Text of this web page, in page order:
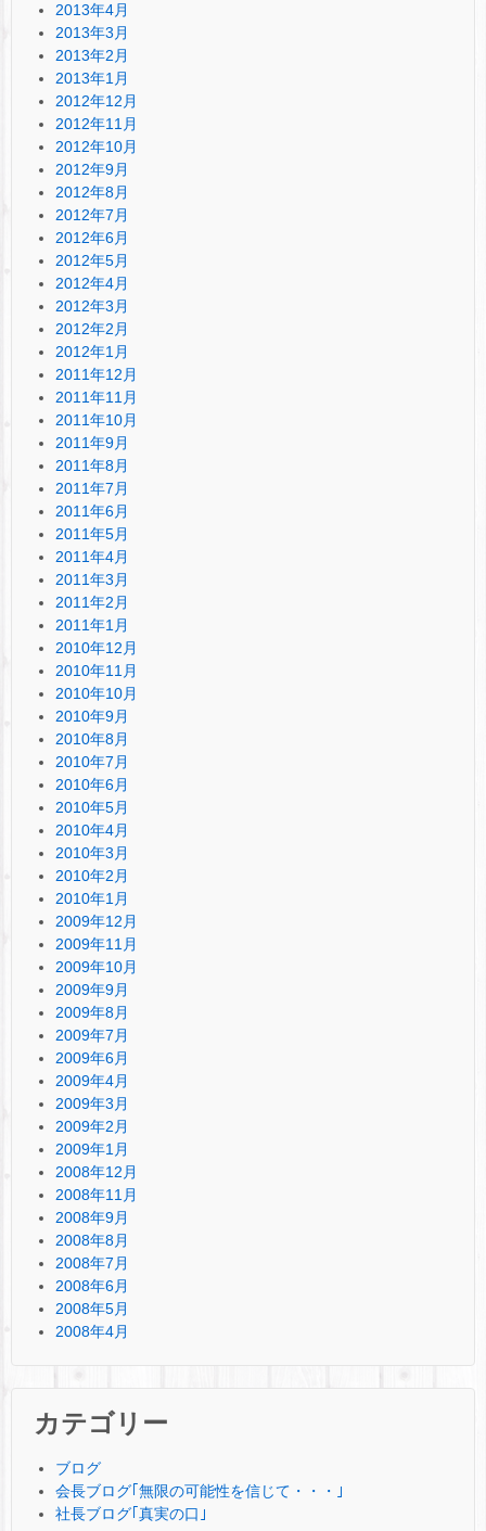
2013年4月
2013年3月
2013年2月
2013年1月
2012年12月
2012年11月
2012年10月
2012年9月
2012年8月
2012年7月
2012年6月
2012年5月
2012年4月
2012年3月
2012年2月
2012年1月
2011年12月
2011年11月
2011年10月
2011年9月
2011年8月
2011年7月
2011年6月
2011年5月
2011年4月
2011年3月
2011年2月
2011年1月
2010年12月
2010年11月
2010年10月
2010年9月
2010年8月
2010年7月
2010年6月
2010年5月
2010年4月
2010年3月
2010年2月
2010年1月
2009年12月
2009年11月
2009年10月
2009年9月
2009年8月
2009年7月
2009年6月
2009年4月
2009年3月
2009年2月
2009年1月
2008年12月
2008年11月
2008年9月
2008年8月
2008年7月
2008年6月
2008年5月
2008年4月
カテゴリー
ブログ
会長ブログ｢無限の可能性を信じて・・・｣
社長ブログ｢真実の口｣